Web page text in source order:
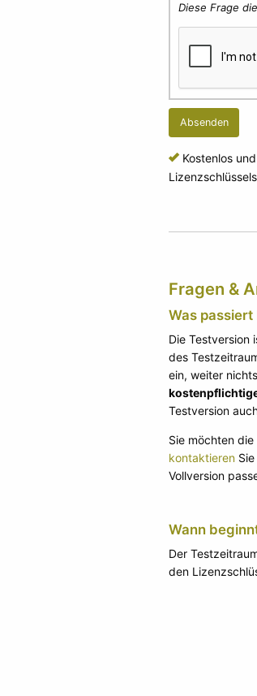
Diese Frage
Kostenlos
Fragen &
Was
Die Testversion
des
ein, weiter
Testversion
Sie möchten
kontaktieren
Vollversion
Wann
Der
den